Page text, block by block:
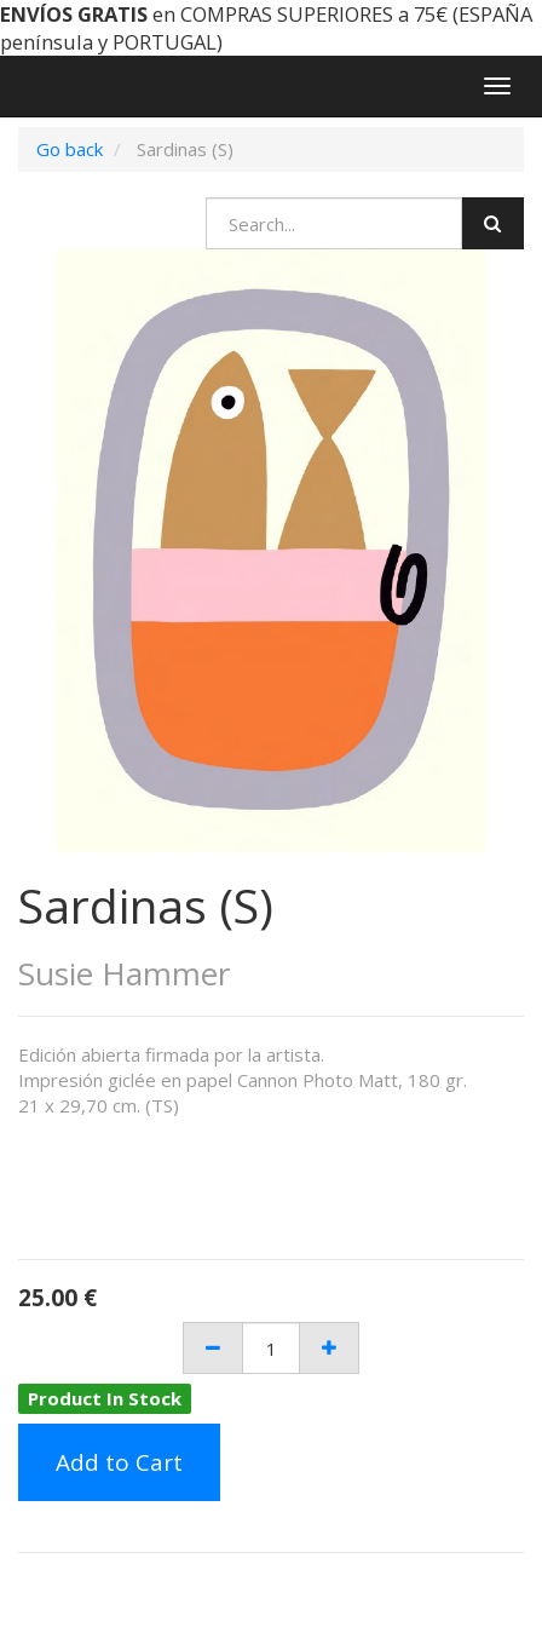
ENVÍOS GRATISen COMPRAS SUPERIORES a 75€ (ESPAÑA
península y PORTUGAL)
Go back
Sardinas (S)
Sardinas (S)
Susie Hammer
Edición abierta firmada por la artista.
Impresión giclée en papel Cannon Photo Matt, 180 gr.
21 x 29,70 cm. (TS)
25.00 €
Product In Stock
Add to Cart